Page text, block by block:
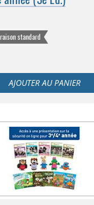
standard
AJOUTER AU PANIER